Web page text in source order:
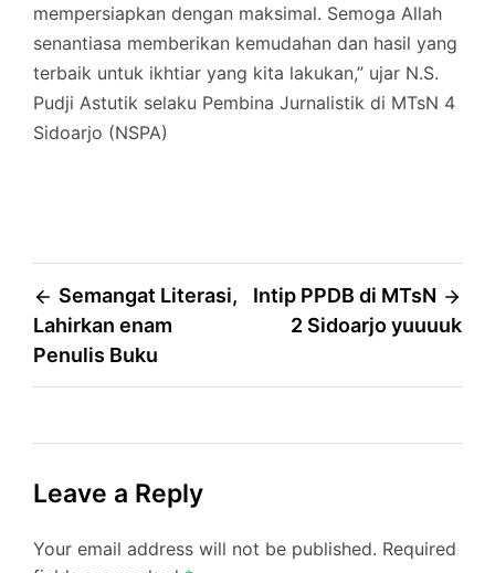
mempersiapkan dengan maksimal. Semoga Allah
senantiasa memberikan kemudahan dan hasil yang
terbaik untuk ikhtiar yang kita lakukan,” ujar N.S.
Pudji Astutik selaku Pembina Jurnalistik di MTsN 4
Sidoarjo (NSPA)
Post
navigation
Semangat Literasi,
Lahirkan enam
Penulis Buku
Intip PPDB di MTsN
2 Sidoarjo yuuuuk
Leave a Reply
Your email address will not be published. Required